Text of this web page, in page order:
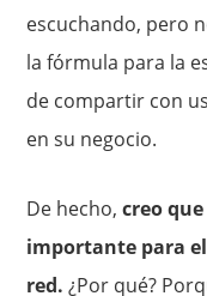
escuchando, pero
la fórmula para la
de compartir con
en su negocio.
De hecho,creo
importante para
red. ¿Por qué?